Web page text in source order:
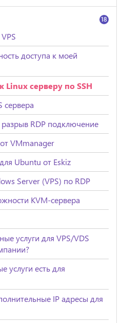
18
доступа к моей
Linux серверу по SSH
сервера
разрыв RDP подключение
VMmanager
Ubuntu от Eskiz
Server (VPS) по RDP
KVM-сервера
услуги для VPS/VDS
услуги есть для
IP адресы для